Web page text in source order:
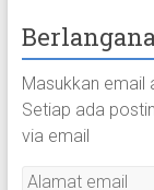
Masukkan email
Setiap ada
via email
A